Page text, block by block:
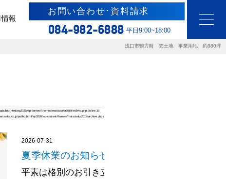
報
お問い合わせ･資料請求
084-982-6888 平日9:00~18:00
浅口市鴨方町 売土地 事業用地 約880坪
public_html/wp2026/wp-content/themes/matsusaka2019/archive.php on line 39
public_html/wp2026/wp-content/themes/matsusaka2019/archive.php on line
2026-07-31
夏季休業のお知らせ
平素は格別のお引き立てをいただき厚く御礼申し